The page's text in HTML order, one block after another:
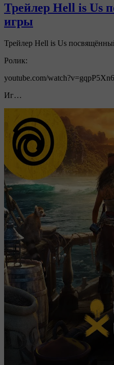
Трейлер Hell is Us
игры
Трейлер Hell is Us
Ролик:
youtube.com/
Иг…